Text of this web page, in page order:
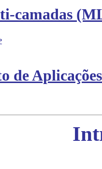
camadas
de Aplicações